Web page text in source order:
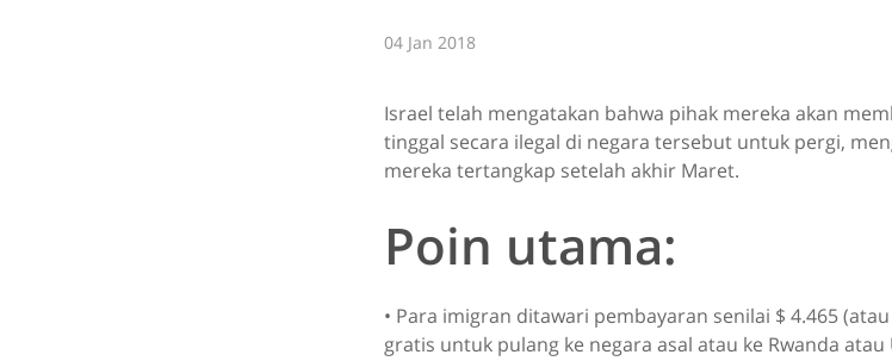
04 Jan 2018
Israel telah mengatakan bahwa pihak mereka akan
tinggal secara ilegal di negara tersebut untuk pergi,
mereka tertangkap setelah akhir Maret.
Poin utama:
• Para imigran ditawari pembayaran senilai $ 4.465
gratis untuk pulang ke negara asal atau ke Rwanda atau